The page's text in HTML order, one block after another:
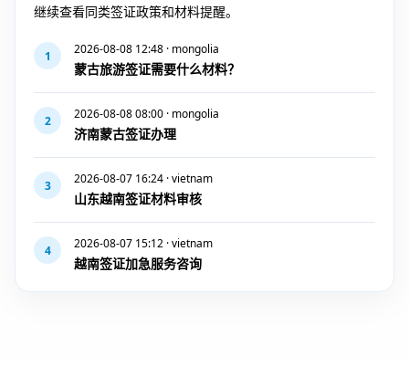
继续查看同类签证政策和材料提醒。
1 2026-08-08 12:48 · mongolia
蒙古旅游签证需要什么材料？
2 2026-08-08 08:00 · mongolia
济南蒙古签证办理
3 2026-08-07 16:24 · vietnam
山东越南签证材料审核
4 2026-08-07 15:12 · vietnam
越南签证加急服务咨询